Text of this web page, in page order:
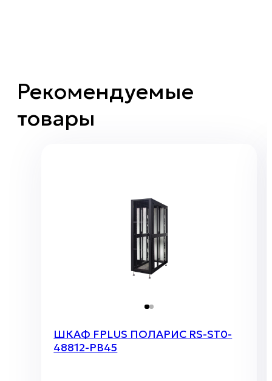
Рекомендуемые
товары
ШКАФ FPLUS ПОЛАРИС RS-ST0-
48812-PB45